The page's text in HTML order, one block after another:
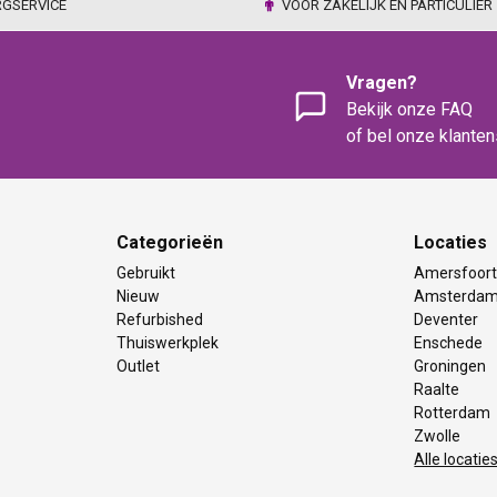
VOOR ZAKELIJK EN PARTICULIER
Vragen?
Bekijk onze FAQ
of bel onze
Categorieën
Gebruikt
Nieuw
Refurbished
Thuiswerkplek
Outlet
Locaties
Amersfoort
Deventer
Enschede
Groningen
Raalte
Rotterdam
Zwolle
Alle